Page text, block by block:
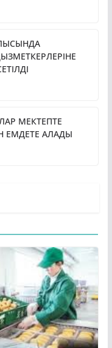
МЕКТЕПТЕ
ЕМДЕТЕ АЛАДЫ